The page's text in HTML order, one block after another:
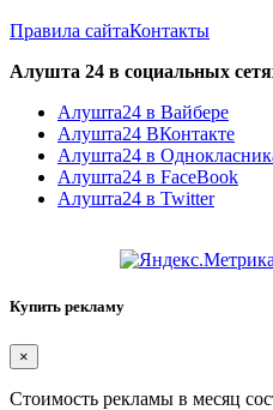
Правила сайтаКонтакты
Алушта 24 в социальных
Алушта24 в Вайбере
Алушта24 ВКонтакте
Алушта24 в
Алушта24 в FaceBook
Алушта24 в Twitter
Купить рекламу
×
Стоимость рекламы в месяц